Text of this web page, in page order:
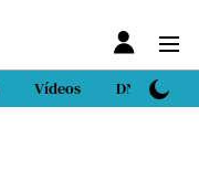
Vídeos DN Sport